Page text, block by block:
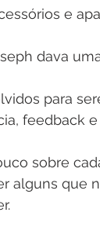
e
dava
para
feedback
sobre
alguns que